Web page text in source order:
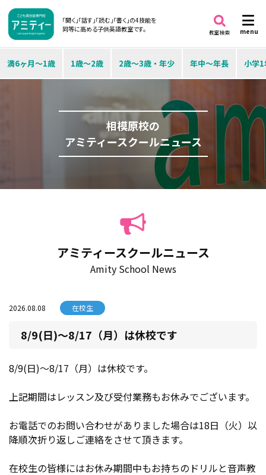
「聞く」「話す」「読む」「書く」の4技能を
同等に高める子供英語教室です。
menu
教室検索
満6ヶ月～1歳 1歳～2歳 2歳～3歳・年少 年中～年長 小学
相模原校の
アミティースクールニュース
アミティースクールニュース
Amity School News
2026.08.08 在校生
8/9(日)～8/17（月）は休校です
8/9(日)～8/17（月）は休校です。
上記期間はレッスン及び受付業務もお休みでございます。
お電話でのお問い合わせがありました場合は18日（火）以
降順次折り返しご連絡をさせて頂きます。
在校生の皆様にはお休み期間中もお持ちのドリルと音声教